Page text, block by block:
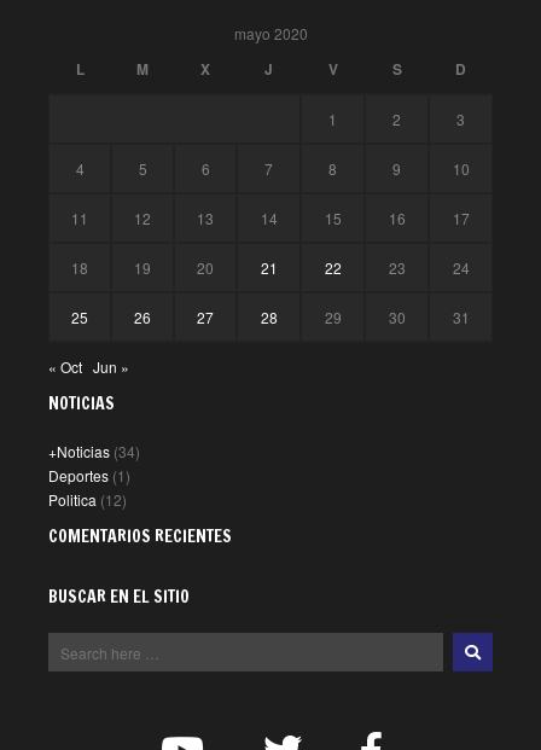
mayo 2020
L M X J V S D
1 2 3
4 5 6 7 8 9 10
11 12 13 14 15 16 17
18 19 20 21 22 23 24
25 26 27 28 29 30 31
« Oct Jun »
NOTICIAS
+Noticias (34)
Deportes (1)
Politica (12)
COMENTARIOS RECIENTES
BUSCAR EN EL SITIO